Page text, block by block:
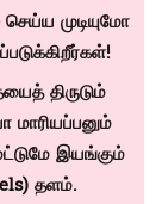
முடியுமோ
திருடும்
இயங்கும்
தளம்.